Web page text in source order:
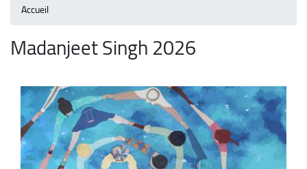
Accueil
Madanjeet Singh 2026